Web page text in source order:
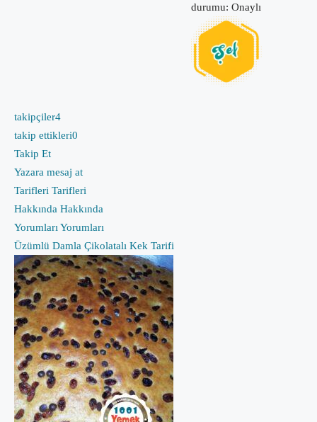
durumu: Onaylı
takipçiler4
takip ettikleri0
Takip Et
Yazara mesaj at
Tarifleri Tarifleri
Hakkında Hakkında
Yorumları Yorumları
Üzümlü Damla Çikolatalı Kek Tarifi